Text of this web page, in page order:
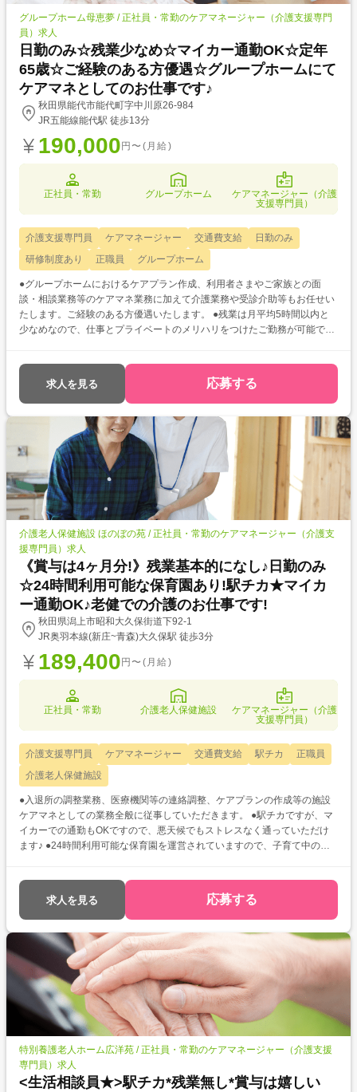
グループホーム母恵夢 / 正社員・常勤のケアマネージャー（介護支援専門
員）求人
日勤のみ☆残業少なめ☆マイカー通勤OK☆定年
65歳☆ご経験のある方優遇☆グループホームにて
ケアマネとしてのお仕事です♪
秋田県能代市能代町字中川原26-984
JR五能線能代駅 徒歩13分
190,000 円〜(月給)
正社員・常勤 グループホーム
ケアマネージャー（介護
支援専門員）
介護支援専門員 ケアマネージャー 交通費支給
日勤のみ
研修制度あり
正職員 グループホーム
●グループホームにおけるケアプラン作成、利用者さまやご家族との面
談・相談業務等のケアマネ業務に加えて介護業務や受診介助等もお任せい
たします。ご経験のある方優遇いたします。 ●残業は月平均5時間以内と
少なめなので、仕事とプライベートのメリハリをつけたご勤務が可能です
求人を見る 応募する
介護老人保健施設 ほのぼの苑 / 正社員・常勤のケアマネージャー（介護支
援専門員）求人
《賞与は4ヶ月分!》残業基本的になし♪日勤のみ
☆24時間利用可能な保育園あり!駅チカ★マイカ
ー通勤OK♪老健での介護のお仕事です!
秋田県潟上市昭和大久保街道下92-1
JR奥羽本線(新庄~青森)大久保駅 徒歩3分
189,400 円〜(月給)
正社員・常勤 介護老人保健施設
ケアマネージャー（介護
支援専門員）
介護支援専門員 ケアマネージャー 交通費支給 駅チカ
正職員
介護老人保健施設
●入退所の調整業務、医療機関等の連絡調整、ケアプランの作成等の施設
ケアマネとしての業務全般に従事していただきます。 ●駅チカですが、マ
イカーでの通勤もOKですので、悪天候でもストレスなく通っていただけ
ます♪ ●24時間利用可能な保育園を運営されていますので、子育て中の方
求人を見る 応募する
特別養護老人ホーム広洋苑 / 正社員・常勤のケアマネージャー（介護支援
専門員）求人
<生活相談員★>駅チカ*残業無し*賞与は嬉しい